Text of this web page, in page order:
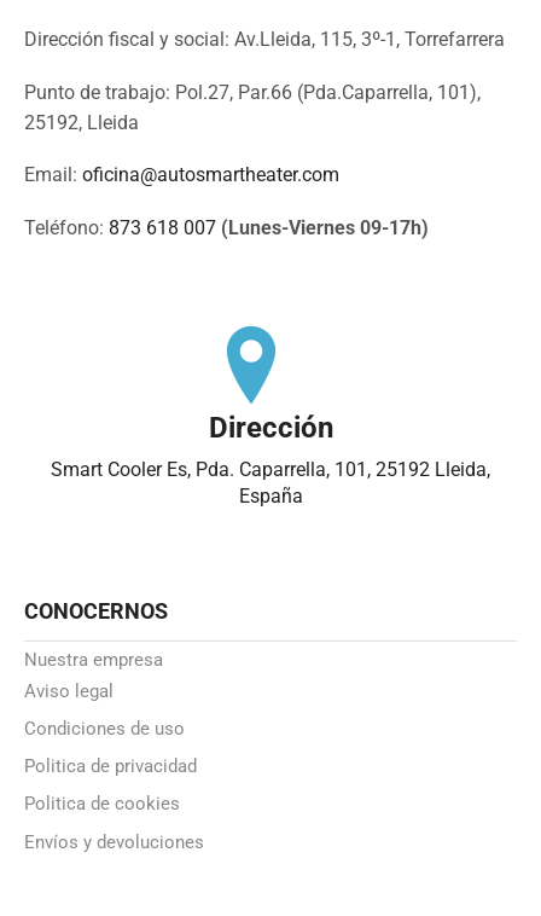
Dirección fiscal y social: Av.Lleida, 115, 3º-1, Torrefarrera
Punto de trabajo: Pol.27, Par.66 (Pda.Caparrella, 101),
25192, Lleida
Email: oficina@autosmartheater.com
Teléfono: 873 618 007 (Lunes-Viernes 09-17h)
Dirección
Smart Cooler Es, Pda. Caparrella, 101, 25192 Lleida,
España
CONOCERNOS
Nuestra empresa
Aviso legal
Condiciones de uso
Politica de privacidad
Politica de cookies
Envíos y devoluciones